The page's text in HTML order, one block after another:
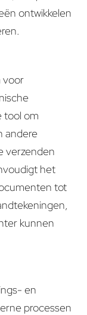
ontwikkelen
voor
tool om
andere
verzenden
het
tot
kunnen
en
processen